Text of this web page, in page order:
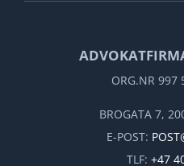
ORG.NR 997
BROGATA 7,
E-POST:
TLF: +47